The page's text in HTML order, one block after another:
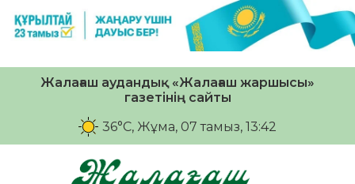
Жалағаш аудандық «Жалағаш жаршысы»
газетінің сайты
36°C, Жұма, 07 тамыз, 13:42